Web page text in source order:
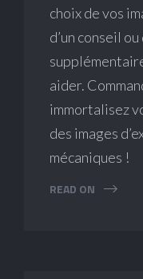
choix de vos
d’un conseil
aider.
immortalisez
des images
mécaniques !
READ ON